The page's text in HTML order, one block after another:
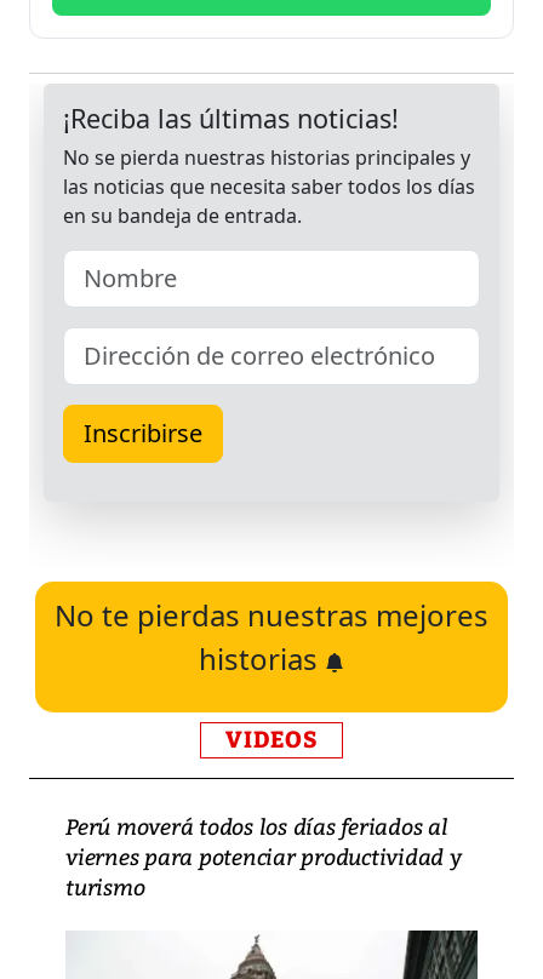
No te pierdas nuestras mejores
historias
VIDEOS
Perú moverá todos los días feriados al
viernes para potenciar productividad y
turismo